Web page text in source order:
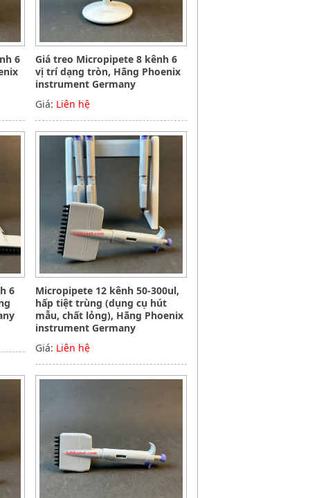
6
Giá treo Micropipete 8 kênh 6
vị trí dạng tròn, Hãng Phoenix
instrument Germany
Giá: Liên hệ
6
Micropipete 12 kênh 50-300ul,
hấp tiệt trùng (dụng cụ hút
mẫu, chất lỏng), Hãng Phoenix
instrument Germany
Giá: Liên hệ